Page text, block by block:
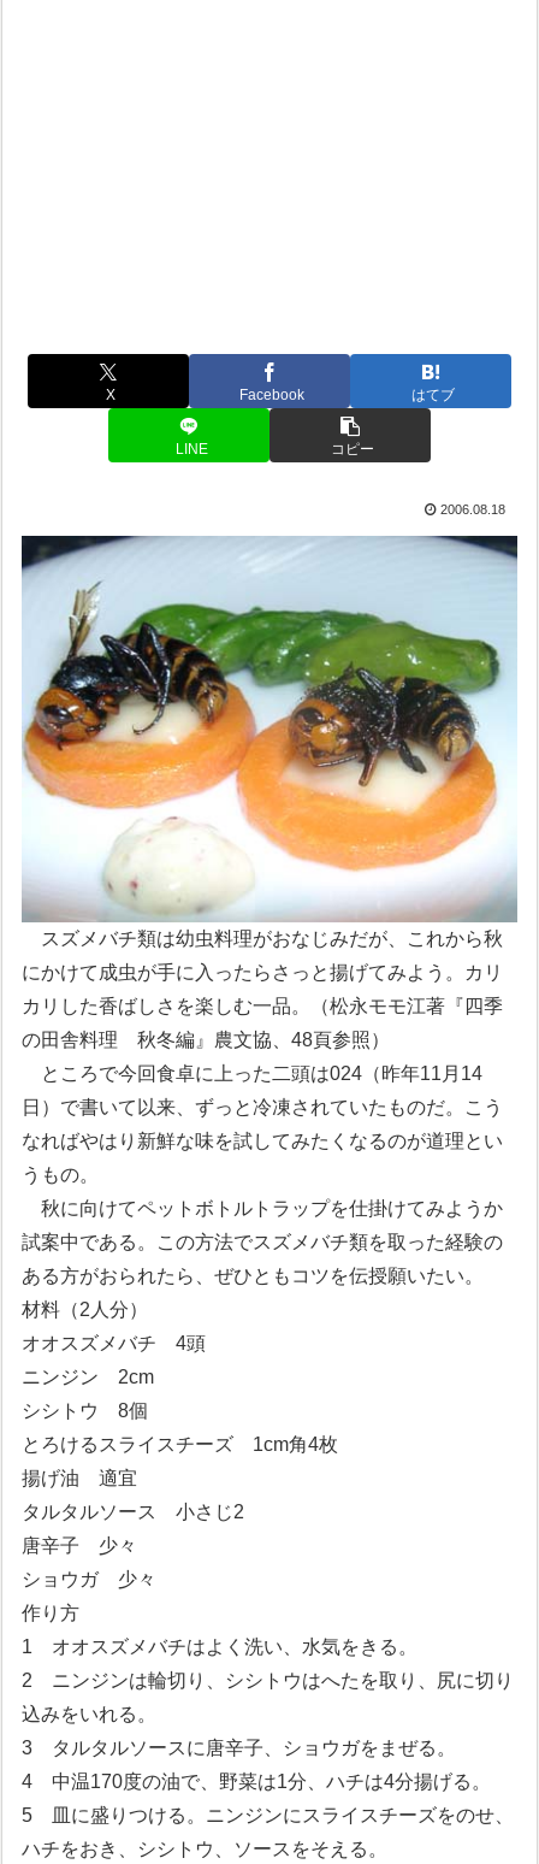
X Facebook はてブ
LINE コピー
2006.08.18
スズメバチ類は幼虫料理がおなじみだが、これから秋
にかけて成虫が手に入ったらさっと揚げてみよう。カリ
カリした香ばしさを楽しむ一品。（松永モモ江著『四季
の田舎料理 秋冬編』農文協、48頁参照）
ところで今回食卓に上った二頭は024（昨年11月14
日）で書いて以来、ずっと冷凍されていたものだ。こう
なればやはり新鮮な味を試してみたくなるのが道理とい
うもの。
秋に向けてペットボトルトラップを仕掛けてみようか
試案中である。この方法でスズメバチ類を取った経験の
ある方がおられたら、ぜひともコツを伝授願いたい。
材料（2人分）
オオスズメバチ 4頭
ニンジン 2cm
シシトウ 8個
とろけるスライスチーズ 1cm角4枚
揚げ油 適宜
タルタルソース 小さじ2
唐辛子 少々
ショウガ 少々
作り方
1 オオスズメバチはよく洗い、水気をきる。
2 ニンジンは輪切り、シシトウはへたを取り、尻に切り
込みをいれる。
3 タルタルソースに唐辛子、ショウガをまぜる。
4 中温170度の油で、野菜は1分、ハチは4分揚げる。
5 皿に盛りつける。ニンジンにスライスチーズをのせ、
ハチをおき、シシトウ、ソースをそえる。